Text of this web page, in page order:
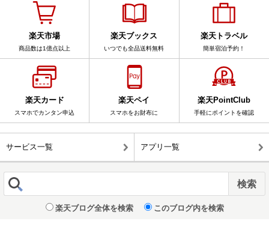
楽天市場
商品数は1億点以上
楽天ブックス
いつでも全品送料無料
楽天トラベル
簡単宿泊予約！
楽天カード
スマホでカンタン申込
楽天ペイ
スマホをお財布に
楽天PointClub
手軽にポイントを確認
サービス一覧 アプリ一覧
楽天ブログ全体を検索 このブログ内を検索